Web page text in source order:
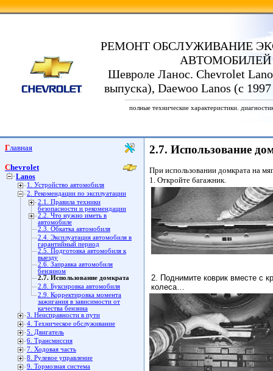
РЕМОНТ ОБСЛУЖИВАНИЕ
АВТОМОБИЛЕЙ
Шевроле Ланос. Chevrolet
выпуска), Daewoo Lanos (с
полные технические характеристики.
Главная
Chevrolet
Lanos
1. Устройство автомобиля
2. Рекомендации по эксплуатации
2.1. Правила техники
безопасности и рекомендации
2.2. Что нужно иметь в
автомобиле
2.3. Обкатка автомобиля
2.4. Эксплуатация автомобиля в
гарантийный период
2.5. Подготовка автомобиля к
выезду
2.6. Заправка автомобиля
бензином
2.7. Использование домкрата
2.8. Буксировка автомобиля
2.9. Корректировка момента
зажигания в зависимости от
качества бензина
3. Неисправности в пути
4. Техническое обслуживание
5. Двигатель
6. Трансмиссия
7. Ходовая часть
8. Рулевое управление
9. Тормозная система
2.7. Использование
При использовании домкрата на
1. Откройте багажник.
2. Поднимите коврик вместе с
колеса…